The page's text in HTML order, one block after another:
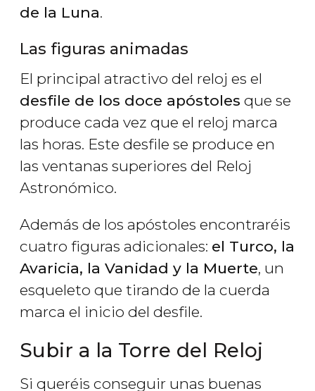
de la Luna.
Las figuras animadas
El principal atractivo del reloj es el
desfile de los doce apóstoles que se
produce cada vez que el reloj marca
las horas. Este desfile se produce en
las ventanas superiores del Reloj
Astronómico.
Además de los apóstoles encontraréis
cuatro figuras adicionales: el Turco, la
Avaricia, la Vanidad y la Muerte, un
esqueleto que tirando de la cuerda
marca el inicio del desfile.
Subir a la Torre del Reloj
Si queréis conseguir unas buenas